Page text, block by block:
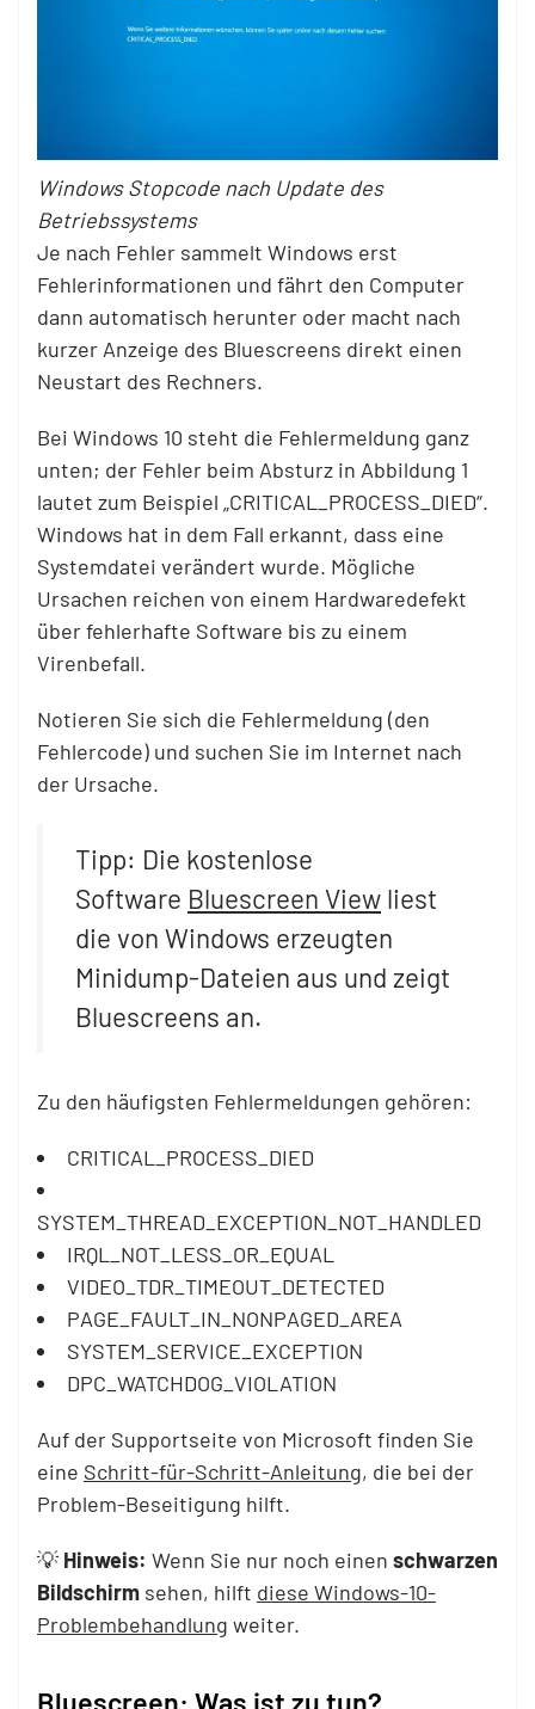
Windows Stopcode nach Update des
Betriebssystems
Je nach Fehler sammelt Windows erst
Fehlerinformationen und fährt den Computer
dann automatisch herunter oder macht nach
kurzer Anzeige des Bluescreens direkt einen
Neustart des Rechners.
Bei Windows 10 steht die Fehlermeldung ganz
unten; der Fehler beim Absturz in Abbildung 1
lautet zum Beispiel „CRITICAL_PROCESS_DIED“.
Windows hat in dem Fall erkannt, dass eine
Systemdatei verändert wurde. Mögliche
Ursachen reichen von einem Hardwaredefekt
über fehlerhafte Software bis zu einem
Virenbefall.
Notieren Sie sich die Fehlermeldung (den
Fehlercode) und suchen Sie im Internet nach
der Ursache.
Tipp: Die kostenlose
Software Bluescreen View liest
die von Windows erzeugten
Minidump-Dateien aus und zeigt
Bluescreens an.
Zu den häufigsten Fehlermeldungen gehören:
CRITICAL_PROCESS_DIED
SYSTEM_THREAD_EXCEPTION_NOT_HANDLED
IRQL_NOT_LESS_OR_EQUAL
VIDEO_TDR_TIMEOUT_DETECTED
PAGE_FAULT_IN_NONPAGED_AREA
SYSTEM_SERVICE_EXCEPTION
DPC_WATCHDOG_VIOLATION
Auf der Supportseite von Microsoft finden Sie
eine Schritt-für-Schritt-Anleitung, die bei der
Problem-Beseitigung hilft.
💡 Hinweis: Wenn Sie nur noch einen schwarzen
Bildschirm sehen, hilft diese Windows-10-
Problembehandlung weiter.
Bluescreen: Was ist zu tun?